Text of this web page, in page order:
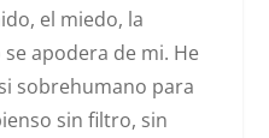
el miedo, la
apodera de mi. He
sobrehumano para
sin filtro, sin